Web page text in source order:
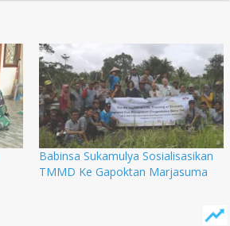
Babinsa Sukamulya Sosialisasikan
TMMD Ke Gapoktan Marjasuma